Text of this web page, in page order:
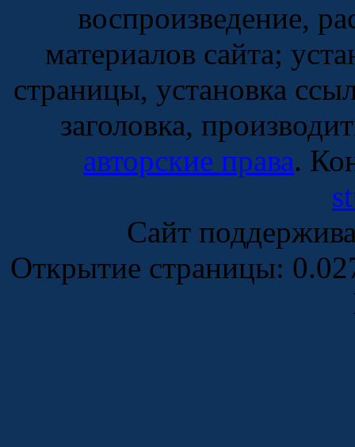
воспроизведение,
материалов сайта;
страницы, установка
заголовка,
авторские права.
Сайт
Открытие страницы: